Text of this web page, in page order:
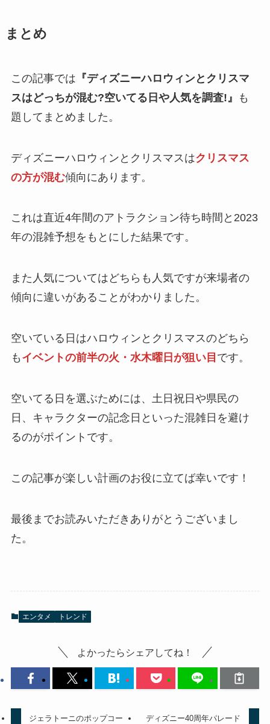
まとめ
この記事では 『ディズニーハロウィンとクリスマ
スはどっちが混む?空いてる日や人気を調査!』
も
題してまとめました。
ディズニーハロウィンとクリスマスはクリスマス
の方が混む傾向にあります。
これは直近4年間のアトラクション待ち時間と2023
年の混雑予想をもとにした結果です。
また 人気についてはどちらも人気ですが来場者の
傾向に違いがあることがわかりました。
空いている日はハロウィンとクリスマスのどちら
も イベントの前半の火・水木曜日が狙い目 です。
空いてる日を選ぶためには、土日祝日や県民の
日、キャラクターの記念日といった混雑日を避け
るのがポイントです。
この記事が楽しい計画のお役に立てば幸いです！
最後までお読みいただきありがとうございまし
た。
エンタメ トレンド
よかったらシェアしてね！
ジェラトーニのポップコー
ディズニー40周年パレード